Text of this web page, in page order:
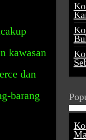
kawasan
dan
barang